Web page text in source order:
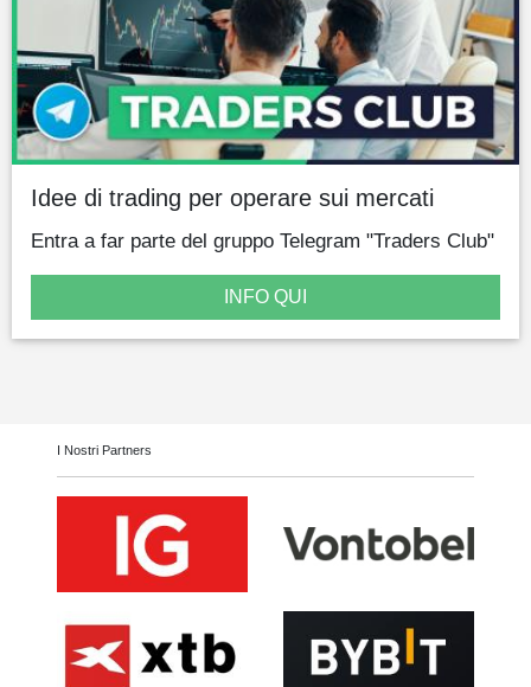
Idee di trading per operare sui mercati
Entra a far parte del gruppo Telegram "Traders Club"
INFO QUI
I Nostri Partners